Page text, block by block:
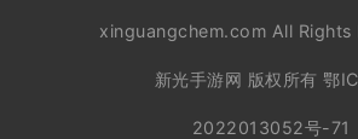
xinguangchem.com All Rights
新光手游网 版权所有 鄂
2022013052号-71